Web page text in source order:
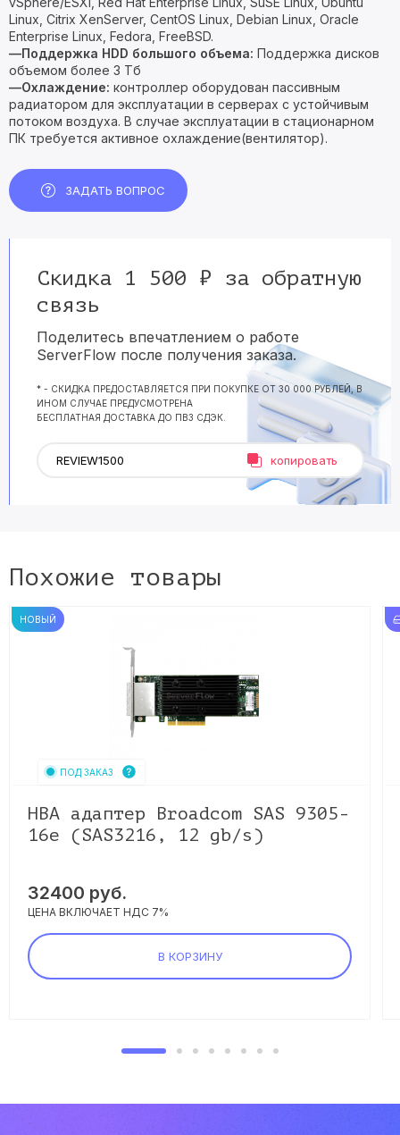
Linux, Citrix XenServer, CentOS Linux, Debian Linux, Oracle
Enterprise Linux, Fedora, FreeBSD.
—Поддержка HDD большого объема: Поддержка дисков
объемом более 3 Тб
—Охлаждение: контроллер оборудован пассивным
радиатором для эксплуатации в серверах с устойчивым
потоком воздуха. В случае эксплуатации в стационарном
ПК требуется активное охлаждение(вентилятор).
ЗАДАТЬ ВОПРОС
Скидка 1 500 ₽ за обратную
связь
Поделитесь впечатлением о работе
ServerFlow после получения заказа.
* - СКИДКА ПРЕДОСТАВЛЯЕТСЯ ПРИ ПОКУПКЕ ОТ 30 000 РУБЛЕЙ, В
ИНОМ СЛУЧАЕ ПРЕДУСМОТРЕНА
БЕСПЛАТНАЯ ДОСТАВКА ДО ПВЗ СДЭК.
копировать
Похожие товары
НОВЫЙ
ПОД ЗАКАЗ
HBA адаптер Broadcom SAS 9305-
16e (SAS3216, 12 gb/s)
32400 руб.
ЦЕНА ВКЛЮЧАЕТ НДС 7%
В КОРЗИНУ